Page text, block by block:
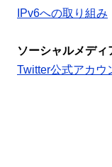
IPv6への取り組み
ソーシャルメディ
Twitter公式アカウ